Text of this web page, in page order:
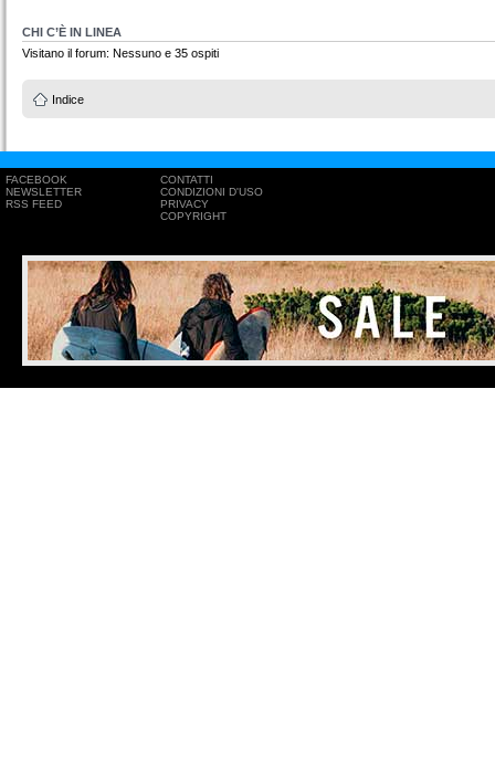
CHI C’È IN LINEA
Visitano il forum: Nessuno e 35 ospiti
Indice
FACEBOOK
NEWSLETTER
RSS FEED
CONTATTI
CONDIZIONI D'USO
PRIVACY
COPYRIGHT